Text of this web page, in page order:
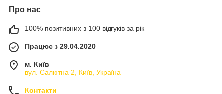
Про нас
100% позитивних з 100 відгуків за рік
Працює з 29.04.2020
м. Київ
вул. Салютна 2, Київ, Україна
Контакти